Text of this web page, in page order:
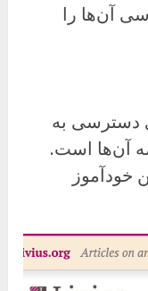
آن‌ها را
دسترسی به
آن‌ها است.
خودآموز